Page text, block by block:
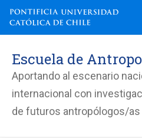
Escuela de
Aportando al escenario
internacional con
de futuros antropólogos/